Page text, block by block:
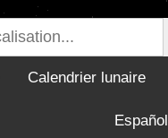
Calendrier lunaire
Español